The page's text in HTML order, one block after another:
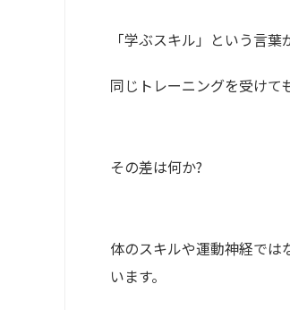
「学ぶスキル」という言葉
同じトレーニングを受けて
その差は何か?
体のスキルや運動神経では
います。